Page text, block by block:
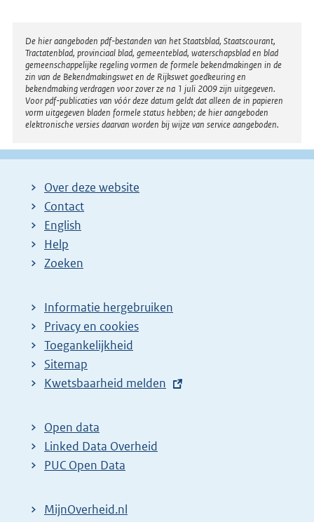
Disclaimer
De hier aangeboden pdf-bestanden van het Staatsblad, Staatscourant,
Tractatenblad, provinciaal blad, gemeenteblad, waterschapsblad en blad
gemeenschappelijke regeling vormen de formele bekendmakingen in de
zin van de Bekendmakingswet en de Rijkswet goedkeuring en
bekendmaking verdragen voor zover ze na 1 juli 2009 zijn uitgegeven.
Voor pdf-publicaties van vóór deze datum geldt dat alleen de in papieren
vorm uitgegeven bladen formele status hebben; de hier aangeboden
elektronische versies daarvan worden bij wijze van service aangeboden.
Over deze website
Contact
English
Help
Zoeken
Informatie hergebruiken
Privacy en cookies
Toegankelijkheid
Sitemap
E
t
e
r
l
Kwetsbaarheid melden
Open data
Linked Data Overheid
PUC Open Data
MijnOverheid.nl